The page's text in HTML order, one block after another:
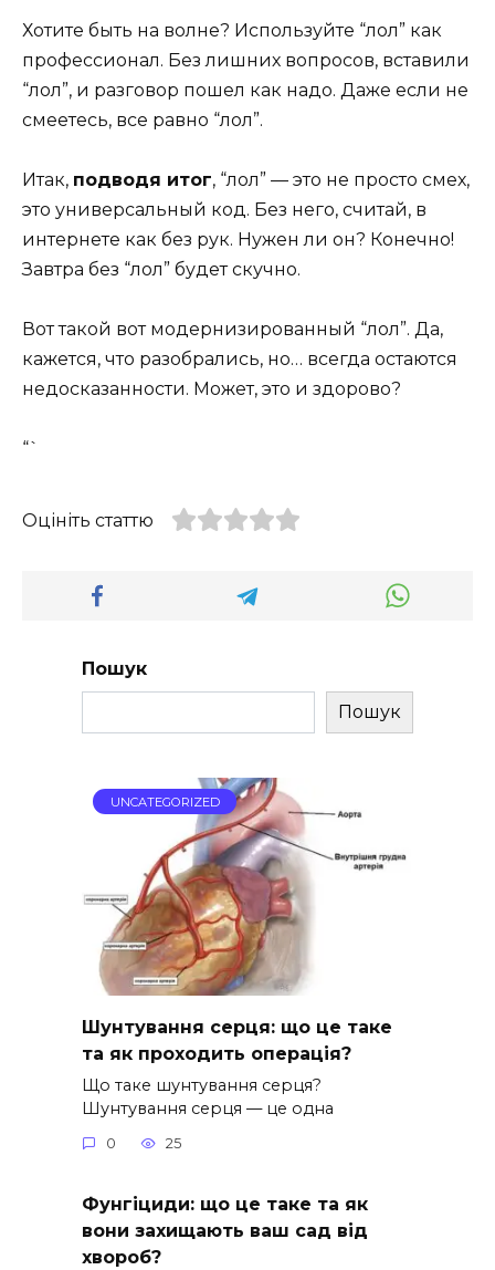
Хотите быть на волне? Используйте “лол” как
профессионал. Без лишних вопросов, вставили
“лол”, и разговор пошел как надо. Даже если не
смеетесь, все равно “лол”.
Итак, подводя итог, “лол” — это не просто смех,
это универсальный код. Без него, считай, в
интернете как без рук. Нужен ли он? Конечно!
Завтра без “лол” будет скучно.
Вот такой вот модернизированный “лол”. Да,
кажется, что разобрались, но… всегда остаются
недосказанности. Может, это и здорово?
“`
Оцініть статтю
Пошук
Пошук
UNCATEGORIZED
Шунтування серця: що це таке
та як проходить операція?
Що таке шунтування серця?
Шунтування серця — це одна
0 25
Фунгіциди: що це таке та як
вони захищають ваш сад від
хвороб?